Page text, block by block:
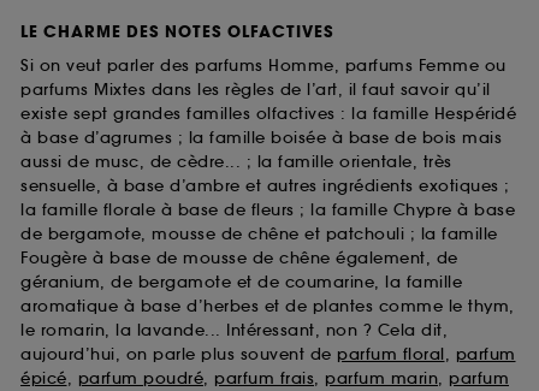
LE CHARME DES NOTES OLFACTIVES
Si on veut parler des parfums Homme, parfums Femme ou
parfums Mixtes dans les règles de l’art, il faut savoir qu’il
existe sept grandes familles olfactives : la famille Hespéridé
à base d’agrumes ; la famille boisée à base de bois mais
aussi de musc, de cèdre... ; la famille orientale, très
sensuelle, à base d’ambre et autres ingrédients exotiques ;
la famille florale à base de fleurs ; la famille Chypre à base
de bergamote, mousse de chêne et patchouli ; la famille
Fougère à base de mousse de chêne également, de
géranium, de bergamote et de coumarine, la famille
aromatique à base d’herbes et de plantes comme le thym,
le romarin, la lavande... Intéressant, non ? Cela dit,
aujourd’hui, on parle plus souvent de parfum floral, parfum
épicé, parfum poudré, parfum frais, parfum marin, parfum